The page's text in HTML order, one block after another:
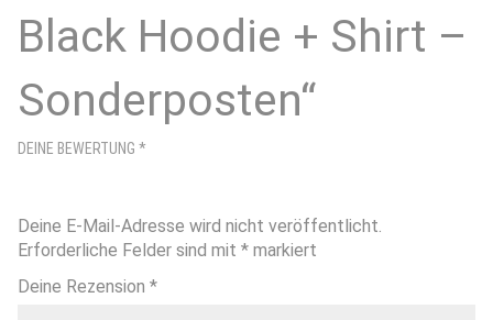
Black Hoodie + Shirt –
Sonderposten“
Deine E-Mail-Adresse wird nicht veröffentlicht.
Erforderliche Felder sind mit * markiert
DEINE BEWERTUNG *
Deine Rezension *